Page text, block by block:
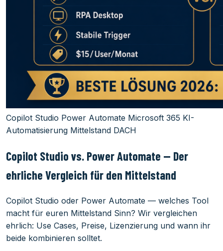
Copilot Studio Power Automate Microsoft 365 KI-
Automatisierung Mittelstand DACH
Copilot Studio vs. Power Automate — Der
ehrliche Vergleich für den Mittelstand
Copilot Studio oder Power Automate — welches Tool
macht für euren Mittelstand Sinn? Wir vergleichen
ehrlich: Use Cases, Preise, Lizenzierung und wann ihr
beide kombinieren solltet.